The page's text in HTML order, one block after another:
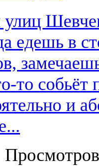
едешь в
то
и